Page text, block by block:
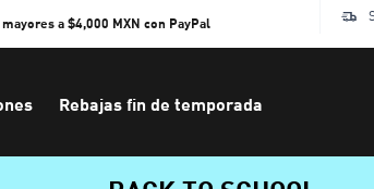
a $4,000 MXN con PayPal
Rebajas fin de temporada